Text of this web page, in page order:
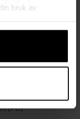
bruk av
på kort tid. Merk
innredningen din.
(PU)